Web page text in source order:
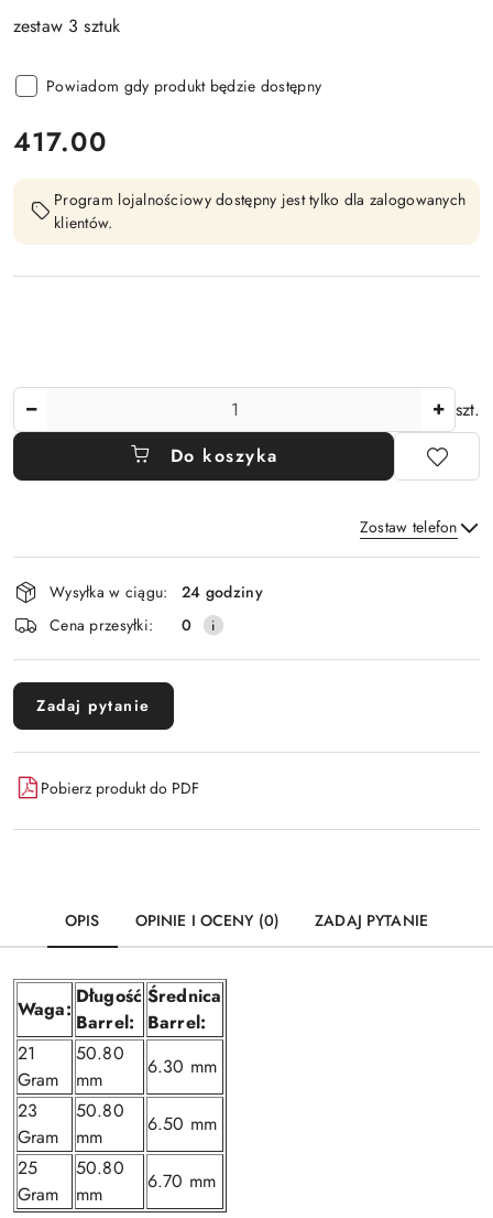
zestaw 3 sztuk
Powiadom gdy produkt będzie dostępny
cena:
417.00
Program lojalnościowy dostępny jest tylko dla zalogowanych
klientów.
szt.
Do koszyka
Zostaw telefon
Wyślij
Dostępność
i
dostawa
Wysyłka w ciągu:
24 godziny
Cena przesyłki:
0
Zadaj pytanie
Pobierz produkt do PDF
OPIS OPINIE I OCENY (0) ZADAJ PYTANIE
Waga:
Długość
Barrel:
Średnica
Barrel:
21
Gram
50.80
mm
6.30 mm
23
Gram
50.80
mm
6.50 mm
25
Gram
50.80
mm
6.70 mm